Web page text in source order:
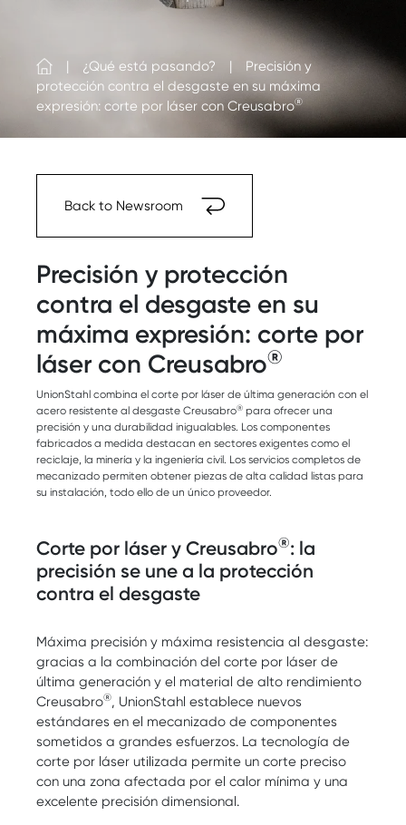
¿Qué está pasando?
Precisión y
protección contra el desgaste en su máxima
expresión: corte por láser con Creusabro®
Precisión y protección
contra el desgaste en su
máxima expresión: corte por
láser con Creusabro®
UnionStahl combina el corte por láser de última generación con el
acero resistente al desgaste Creusabro® para ofrecer una
precisión y una durabilidad inigualables. Los componentes
fabricados a medida destacan en sectores exigentes como el
reciclaje, la minería y la ingeniería civil. Los servicios completos de
mecanizado permiten obtener piezas de alta calidad listas para
su instalación, todo ello de un único proveedor.
Back to Newsroom
Corte por láser y Creusabro®: la
precisión se une a la protección
contra el desgaste
Máxima precisión y máxima resistencia al desgaste:
gracias a la combinación del corte por láser de
última generación y el material de alto rendimiento
Creusabro®, UnionStahl establece nuevos
estándares en el mecanizado de componentes
sometidos a grandes esfuerzos. La tecnología de
corte por láser utilizada permite un corte preciso
con una zona afectada por el calor mínima y una
excelente precisión dimensional.